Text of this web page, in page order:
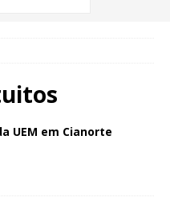
UEM em Cianorte